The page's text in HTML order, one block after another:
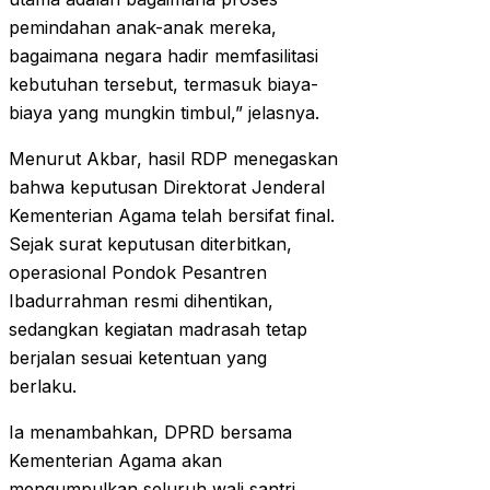
pemindahan anak-anak mereka,
bagaimana negara hadir memfasilitasi
kebutuhan tersebut, termasuk biaya-
biaya yang mungkin timbul,” jelasnya.
Menurut Akbar, hasil RDP menegaskan
bahwa keputusan Direktorat Jenderal
Kementerian Agama telah bersifat final.
Sejak surat keputusan diterbitkan,
operasional Pondok Pesantren
Ibadurrahman resmi dihentikan,
sedangkan kegiatan madrasah tetap
berjalan sesuai ketentuan yang
berlaku.
Ia menambahkan, DPRD bersama
Kementerian Agama akan